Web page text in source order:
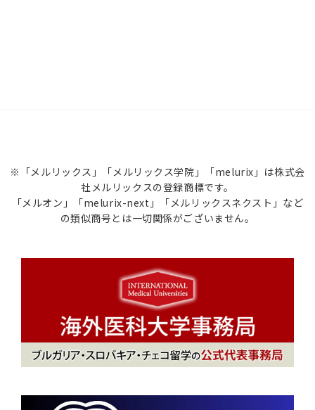
※「メルリックス」「メルリックス学院」「melurix」は株式会
社メルリックスの登録商標です。
「メルオン」「melurix-next」「メルリックスネクスト」など
の類似商号とは一切関係がございません。